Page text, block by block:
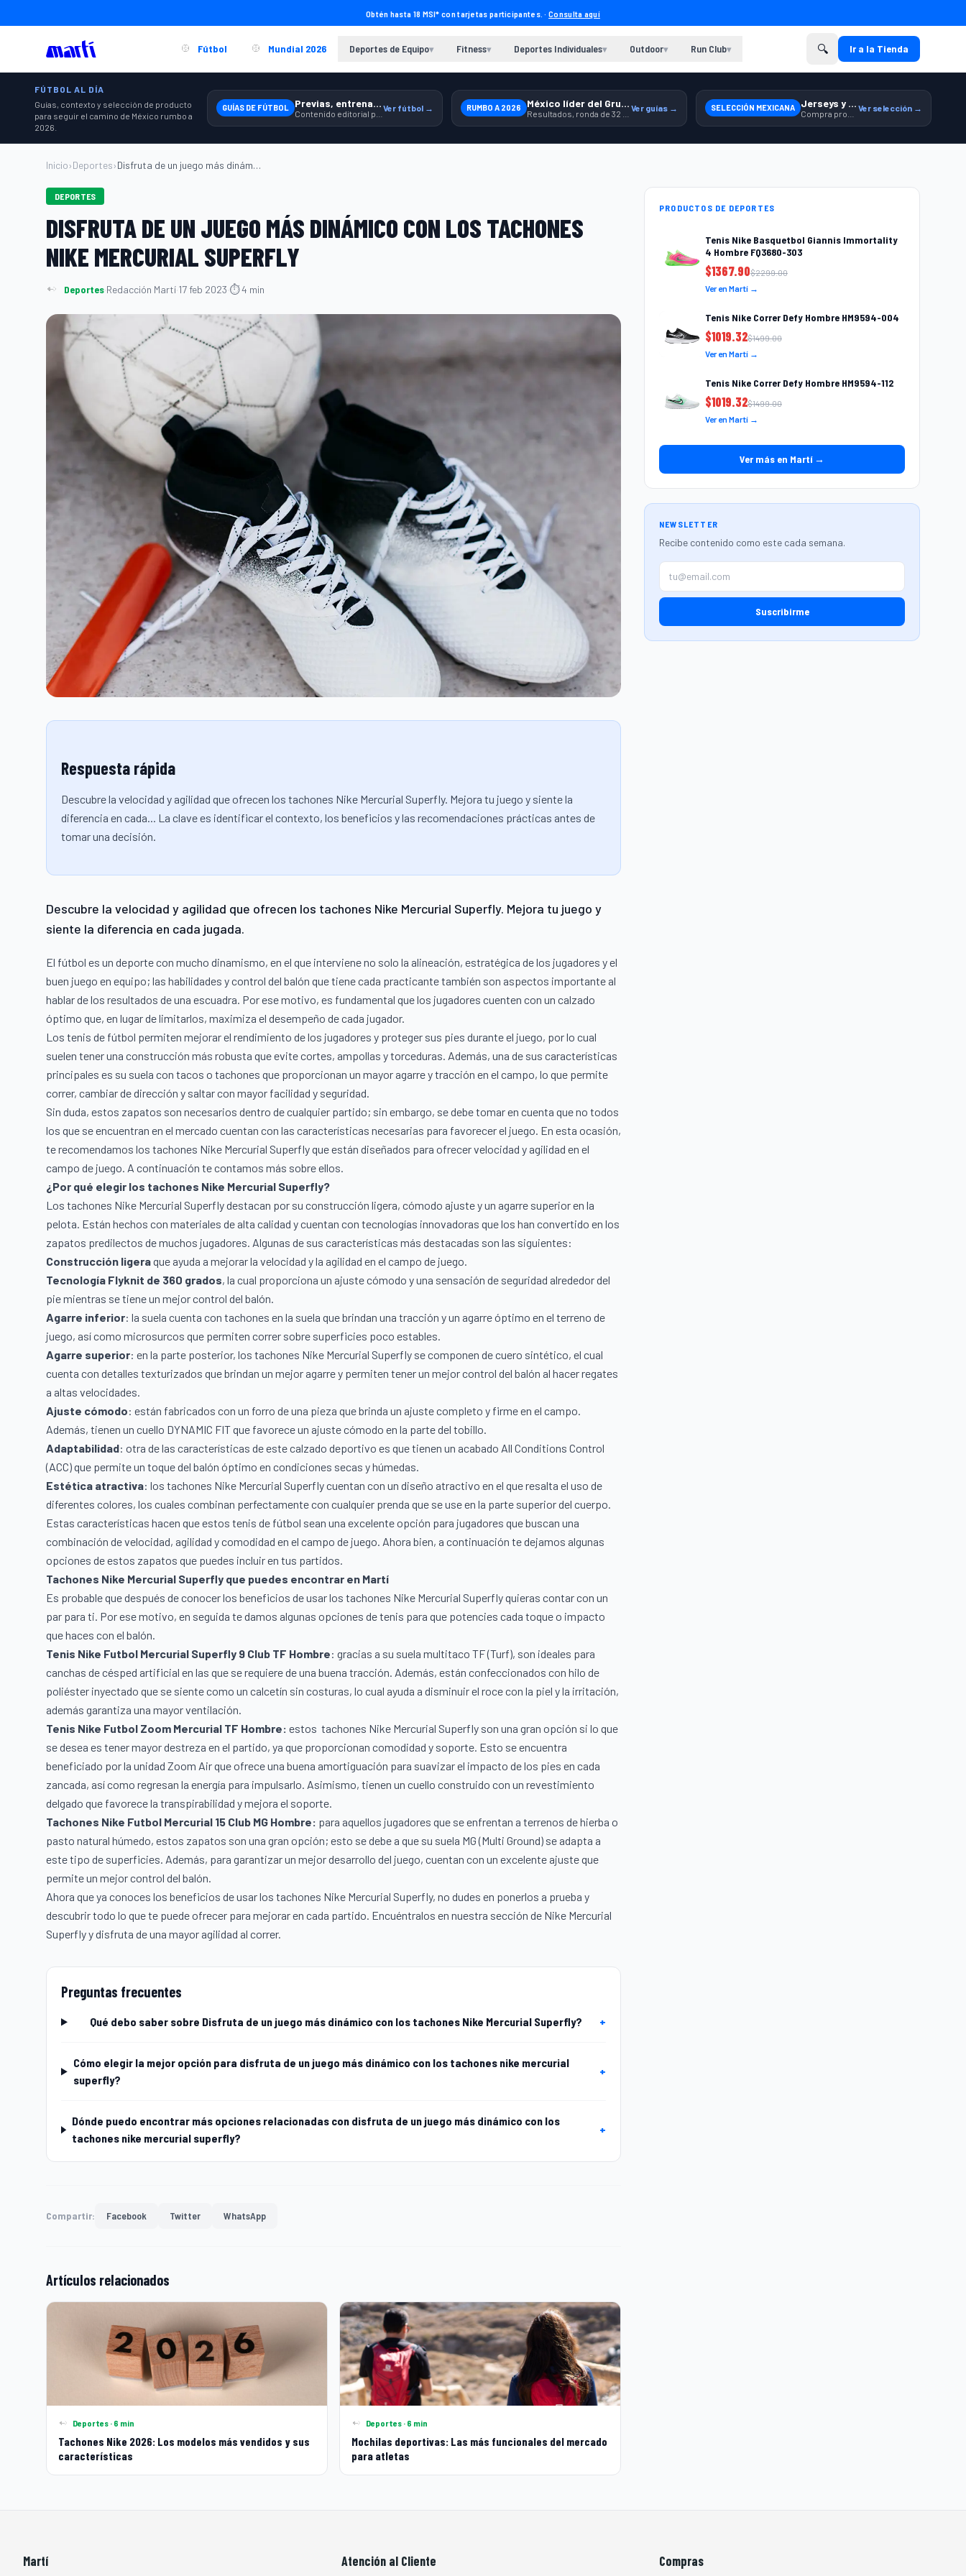
Obtén hasta 18 MSI* con tarjetas participantes. ·Consulta aquí
Fútbol Mundial 2026 Deportes de Equipo▾ Fitness▾ Deportes Individuales▾ Outdoor▾ Run Club▾ 🔍 Ir a la Tienda
FÚTBOL AL DÍA
Guías, contexto y selección de producto
para seguir el camino de México rumbo a
2026.
GUÍAS DE FÚTBOL Previas, entrenamiento y producto Ver fútbol → RUMBO A 2026 México líder del Grupo A Ver guías → SELECCIÓN MEXICANA Jerseys y equipamiento relacionado Ver selección →
Inicio›Deportes› Disfruta de un juego más dinámico con lo...
DEPORTES
DISFRUTA DE UN JUEGO MÁS DINÁMICO CON LOS TACHONES
NIKE MERCURIAL SUPERFLY
Deportes·Redacción Martí·17 feb 2023·⏱ 4 min
Respuesta rápida
Descubre la velocidad y agilidad que ofrecen los tachones Nike Mercurial Superfly. Mejora tu juego y siente la
diferencia en cada... La clave es identificar el contexto, los beneficios y las recomendaciones prácticas antes de
tomar una decisión.
Descubre la velocidad y agilidad que ofrecen los tachones Nike Mercurial Superfly. Mejora tu juego y
siente la diferencia en cada jugada.
El fútbol es un deportecon mucho dinamismo, en el que interviene no solo la alineación, estratégica de los jugadores y el
buen juego en equipo; las habilidades y control del balón que tiene cada practicante también son aspectos importante al
hablar de los resultados de una escuadra. Por ese motivo, es fundamental que los jugadores cuenten con un calzado
óptimo que, en lugar de limitarlos, maximiza el desempeño de cada jugador.
Los tenis de fútbol permiten mejorar el rendimiento de los jugadores y proteger sus pies durante el juego, por lo cual
suelen tener una construcción más robusta que evite cortes, ampollas y torceduras. Además, una de sus características
principales es su suela con tacos o tachones que proporcionan un mayor agarre y tracción en el campo, lo que permite
correr, cambiar de dirección y saltar con mayor facilidad y seguridad.
Sin duda, estos zapatos son necesarios dentro de cualquier partido; sin embargo, se debe tomar en cuenta que no todos
los que se encuentran en el mercado cuentan con las características necesarias para favorecer el juego. En esta ocasión,
te recomendamos los tachones Nike Mercurial Superfly que están diseñados para ofrecer velocidad y agilidad en el
campo de juego. A continuación te contamos más sobre ellos.
¿Por qué elegir los tachones Nike Mercurial Superfly?
Los tachones Nike Mercurial Superfly destacan por su construcción ligera, cómodo ajuste y un agarre superior en la
pelota. Están hechos con materiales de alta calidad y cuentan con tecnologías innovadoras que los han convertido en los
zapatos predilectos de muchos jugadores. Algunas de sus características más destacadas son las siguientes:
Construcción ligeraque ayuda a mejorar la velocidad y la agilidad en el campo de juego.
Tecnología Flyknit de 360 grados, la cual proporciona un ajuste cómodo y una sensación de seguridad alrededor del
pie mientras se tiene un mejor control del balón.
Agarre inferior: la suela cuenta con tachones en la suela que brindan una tracción y un agarre óptimo en el terreno de
juego, así como microsurcos que permiten correr sobre superficies poco estables.
Agarre superior: en la parte posterior, los tachones Nike Mercurial Superfly se componen de cuero sintético, el cual
cuenta con detalles texturizados que brindan un mejor agarre y permiten tener un mejor control del balón al hacer regates
a altas velocidades.
Ajuste cómodo: están fabricados con un forro de una pieza que brinda un ajuste completo y firme en el campo.
Además, tienen un cuello DYNAMIC FIT que favorece un ajuste cómodo en la parte del tobillo.
Adaptabilidad: otra de las características de este calzado deportivo es que tienen un acabado All Conditions Control
(ACC) que permite un toque del balón óptimo en condiciones secas y húmedas.
Estética atractiva: los tachones Nike Mercurial Superfly cuentan con un diseño atractivo en el que resalta el uso de
diferentes colores, los cuales combinan perfectamente con cualquier prenda que se use en la parte superior del cuerpo.
Estas características hacen que estos tenis de fútbol sean una excelente opción para jugadores que buscan una
combinación de velocidad, agilidad y comodidad en el campo de juego. Ahora bien, a continuación te dejamos algunas
opciones de estos zapatos que puedes incluir en tus partidos.
Tachones Nike Mercurial Superfly que puedes encontrar en Martí
Es probable que después de conocer los beneficios de usar los tachones Nike Mercurial Superfly quieras contar con un
par para ti. Por ese motivo, en seguida te damos algunas opciones de tenis para que potencies cada toque o impacto
que haces con el balón.
Tenis Nike Futbol Mercurial Superfly 9 Club TF Hombre: gracias a su suela multitaco TF (Turf), son ideales para
canchas de césped artificial en las que se requiere de una buena tracción. Además, están confeccionados con hilo de
poliéster inyectado que se siente como un calcetín sin costuras, lo cual ayuda a disminuir el roce con la piel y la irritación,
además garantiza una mayor ventilación.
Tenis Nike Futbol Zoom Mercurial TF Hombre: estos tachones Nike Mercurial Superfly son una gran opción si lo que
se desea es tener mayor destreza en el partido, ya que proporcionan comodidad y soporte. Esto se encuentra
beneficiado por la unidad Zoom Air que ofrece una buena amortiguación para suavizar el impacto de los pies en cada
zancada, así como regresan la energía para impulsarlo. Asimismo, tienen un cuello construido con un revestimiento
delgado que favorece la transpirabilidad y mejora el soporte.
Tachones Nike Futbol Mercurial 15 Club MG Hombre: para aquellos jugadores que se enfrentan a terrenos de hierba o
pasto natural húmedo, estos zapatos son una gran opción; esto se debe a que su suela MG (Multi Ground) se adapta a
este tipo de superficies. Además, para garantizar un mejor desarrollo del juego, cuentan con un excelente ajuste que
permite un mejor control del balón.
Ahora que ya conoces los beneficios de usar los tachones Nike Mercurial Superfly, no dudes en ponerlos a prueba y
descubrir todo lo que te puede ofrecer para mejorar en cada partido. Encuéntralos en nuestra sección de Nike Mercurial
Superflyy disfruta de una mayor agilidad al correr.
Preguntas frecuentes
Qué debo saber sobre Disfruta de un juego más dinámico con los tachones Nike Mercurial Superfly? +
Cómo elegir la mejor opción para disfruta de un juego más dinámico con los tachones nike mercurial
superfly?
+
Dónde puedo encontrar más opciones relacionadas con disfruta de un juego más dinámico con los
tachones nike mercurial superfly?
+
Compartir: Facebook Twitter WhatsApp
Artículos relacionados
Deportes · 6 min
Tachones Nike 2026: Los modelos más vendidos y sus
características
Deportes · 6 min
Mochilas deportivas: Las más funcionales del mercado
para atletas
PRODUCTOS DE DEPORTES
Tenis Nike Basquetbol Giannis Immortality
4 Hombre FQ3680-303
$1367.90$2299.00
Ver en Martí →
Tenis Nike Correr Defy Hombre HM9594-004
$1019.32$1499.00
Ver en Martí →
Tenis Nike Correr Defy Hombre HM9594-112
$1019.32$1499.00
Ver en Martí →
Ver más en Martí →
NEWSLETTER
Recibe contenido como este cada semana.
Suscribirme
Martí Atención al Cliente Compras